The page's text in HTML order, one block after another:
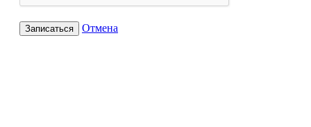
Записаться Отмена